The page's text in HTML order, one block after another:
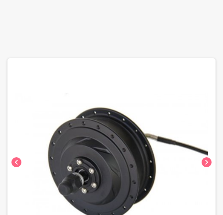
chevron_left chevron_right